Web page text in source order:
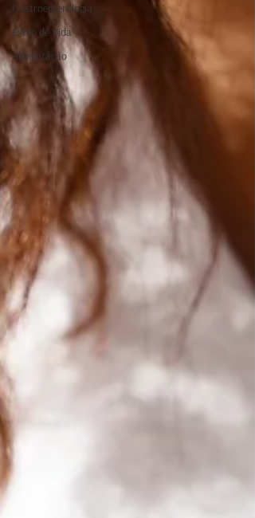
Gastroenterologia
Estilo de Vida
Alimentação